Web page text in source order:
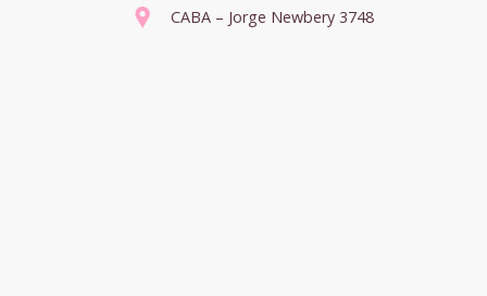
CABA – Jorge Newbery 3748